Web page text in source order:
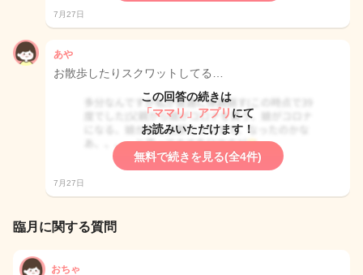
7月27日
あや
お散歩したりスクワットしてる…
この回答の続きは
「ママリ」アプリ にて
お読みいただけます！
無料で続きを見る(全4件)
7月27日
臨月に関する質問
おちゃ